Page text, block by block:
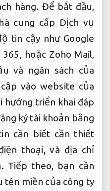
hàng. Để bắt đầu,
cung cấp Dịch vụ
tin cậy như Google
hoặc Zoho Mail,
và ngân sách của
vào website của
hướng triển khai đáp
ký tài khoản bằng
cần biết cần thiết
thoại, và địa chỉ
Tiếp theo, bạn cần
tên miền của công ty